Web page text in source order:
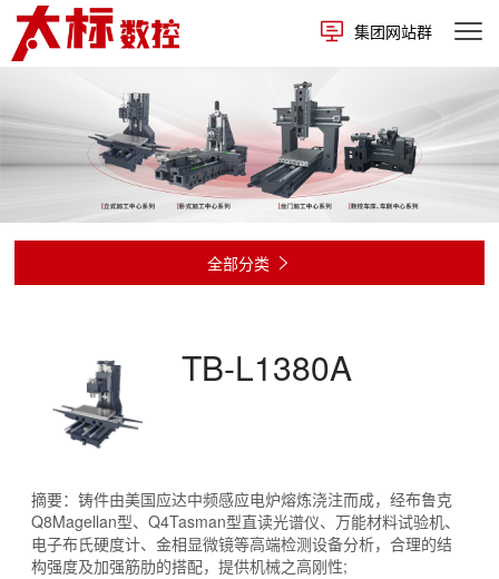
集团网站群
全部分类 
TB-L1380A
摘要：铸件由美国应达中频感应电炉熔炼浇注而成，经布鲁克
Q8Magellan型、Q4Tasman型直读光谱仪、万能材料试验机、
电子布氏硬度计、金相显微镜等高端检测设备分析，合理的结
构强度及加强筋肋的搭配，提供机械之高刚性;